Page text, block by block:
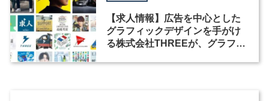
【求人情報】広告を中心とした
グラフィックデザインを手がけ
る株式会社THREEが、グラフィ